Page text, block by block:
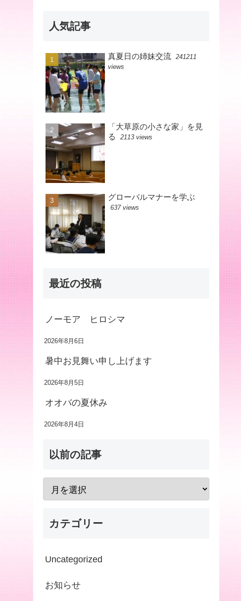
人気記事
真夏日の姉妹交流 241211
views
「大草原の小さな家」を見
る
2113 views
グローバルマナーを学ぶ
637 views
最近の投稿
ノーモア ヒロシマ
2026年8月6日
暑中お見舞い申し上げます
2026年8月5日
オオバの夏休み
2026年8月4日
以前の記事
カテゴリー
Uncategorized
お知らせ